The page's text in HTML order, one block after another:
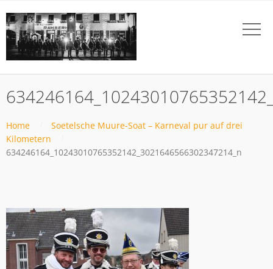
Home
Soetelsche Muure-Soat – Karneval pur auf drei
Kilometern
634246164_10243010765352142_3021646566302347214_n